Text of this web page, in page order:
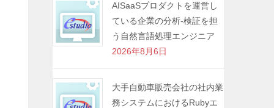
AISaaSプロダクトを運営し
ている企業の分析-検証を担
う自然言語処理エンジニア
2026年8月6日
大手自動車販売会社の社内業
務システムにおけるRubyエ